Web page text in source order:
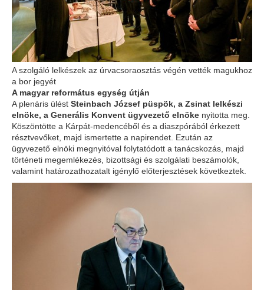
A szolgáló lelkészek az úrvacsoraosztás végén vették magukhoz
a bor jegyét
A magyar református egység útján
A plenáris ülést Steinbach József püspök, a Zsinat lelkészi
elnöke, a Generális Konvent ügyvezető elnöke nyitotta meg.
Köszöntötte a Kárpát-medencéből és a diaszpórából érkezett
résztvevőket, majd ismertette a napirendet. Ezután az
ügyvezető elnöki megnyitóval folytatódott a tanácskozás, majd
történeti megemlékezés, bizottsági és szolgálati beszámolók,
valamint határozathozatalt igénylő előterjesztések következtek.